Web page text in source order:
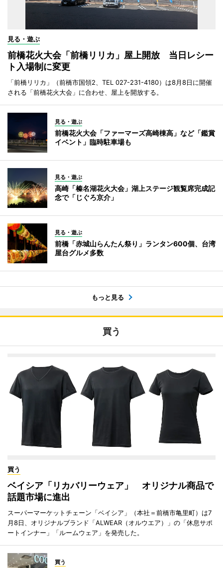
見る・遊ぶ
前橋花火大会「前橋リリカ」屋上開放 当日レシー
ト入場制に変更
「前橋リリカ」（前橋市国領2、TEL 027-231-4180）は8月8日に開催
される「前橋花火大会」に合わせ、屋上を開放する。
見る・遊ぶ
前橋花火大会「ファーマーズ高崎棟高」など「鑑賞
イベント」臨時駐車場も
見る・遊ぶ
高崎「榛名湖花火大会」湖上ステージ観覧席完成記
念で「じぐろ京介」
見る・遊ぶ
前橋「赤城山らんたん祭り」ランタン600個、台湾
屋台グルメ多数
もっと見る
買う
買う
ベイシア「リカバリーウェア」 オリジナル商品で
話題市場に進出
スーパーマーケットチェーン「ベイシア」（本社＝前橋市亀里町）は7
月8日、オリジナルブランド「ALWEAR（オルウエア）」の「休息サポ
ートインナー」「ルームウェア」を発売した。
買う